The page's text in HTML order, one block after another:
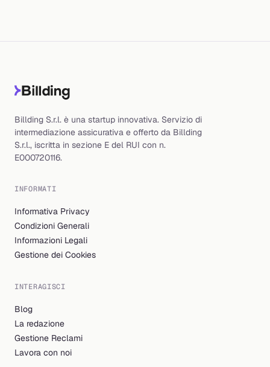
Billding S.r.l. è una startup innovativa. Servizio di
intermediazione assicurativa e offerto da Billding
S.r.l., iscritta in sezione E del RUI con n.
E000720116.
INFORMATI
Informativa Privacy
Condizioni Generali
Informazioni Legali
Gestione dei Cookies
INTERAGISCI
Blog
La redazione
Gestione Reclami
Lavora con noi